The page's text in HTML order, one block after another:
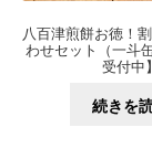
八百津煎餅お徳！
わせセット（一斗
受付中】
続きを